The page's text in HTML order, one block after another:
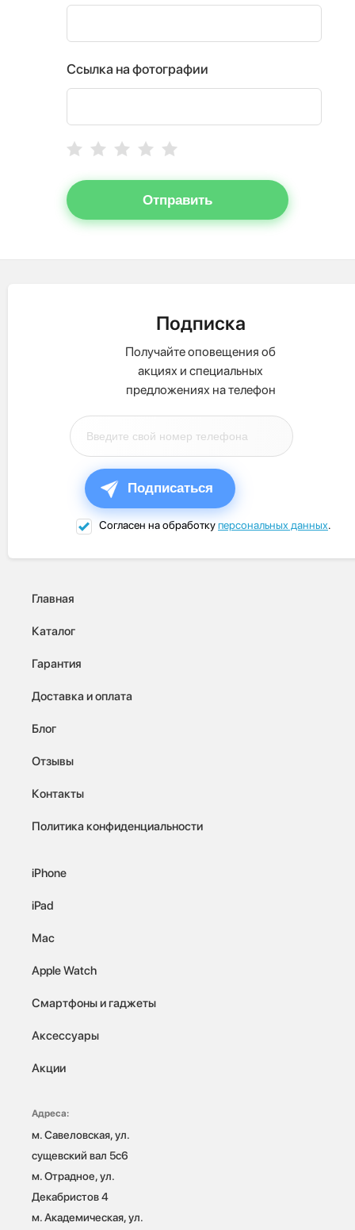
Ссылка на фотографии
Отправить
Подписка
Получайте оповещения об
акциях и специальных
предложениях на телефон
Подписаться
Согласен на обработкуперсональных данных.
Главная
Каталог
Гарантия
Доставка и оплата
Блог
Отзывы
Контакты
Политика конфиденциальности
iPhone
iPad
Mac
Apple Watch
Смартфоны и гаджеты
Аксессуары
Акции
Адреса:
м. Савеловская, ул.
сущевский вал 5с6
м. Отрадное, ул.
Декабристов 4
м. Академическая, ул.